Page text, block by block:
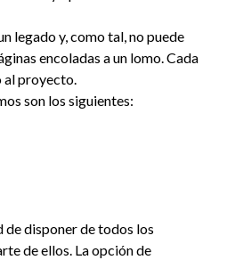
legado y, como tal, no puede
encoladas a un lomo. Cada
al proyecto.
son los siguientes:
disponer de todos los
de ellos. La opción de